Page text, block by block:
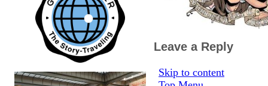
Leave a Reply